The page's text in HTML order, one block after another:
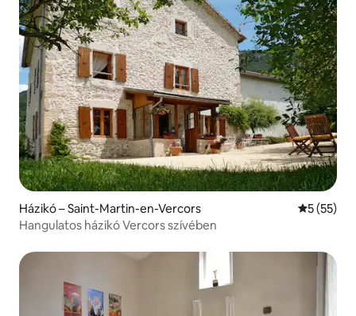
Házikó – Saint-Martin-en-Vercors Átlagos
5 (55)
Hangulatos házikó Vercors szívében